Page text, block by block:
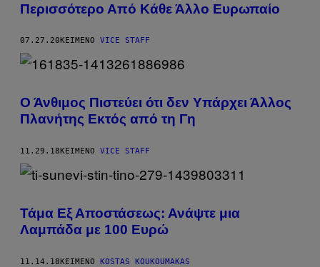
Περισσότερο Από Κάθε Άλλο Ευρωπαίο
07.27.20 ΚΕΊΜΕΝΟ VICE STAFF
Ο Άνθιμος Πιστεύει ότι δεν Υπάρχει Άλλος
Πλανήτης Εκτός από τη Γη
11.29.18ΚΕΊΜΕΝΟ VICE STAFF
Τάμα Εξ Αποστάσεως: Ανάψτε μια
Λαμπάδα με 100 Ευρώ​
11.14.18ΚΕΊΜΕΝΟ KOSTAS KOUKOUMAKAS